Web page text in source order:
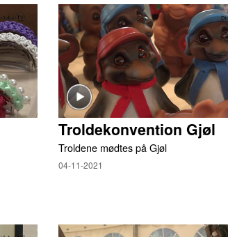
Troldekonvention Gjøl
Troldene mødtes på Gjøl
04-11-2021